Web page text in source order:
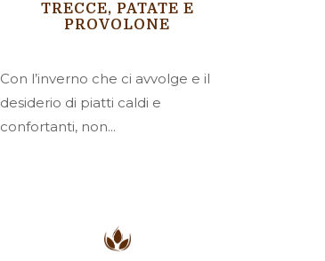
TRECCE, PATATE E
PROVOLONE
Con l’inverno che ci avvolge e il
desiderio di piatti caldi e
confortanti, non...